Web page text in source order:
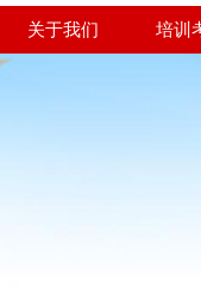
关于我们 培训